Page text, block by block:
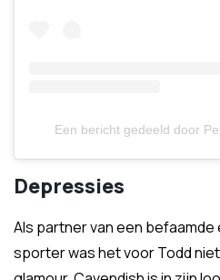
Een bericht gedeeld door
Depressies
Als partner van een
sporter was het voor Todd